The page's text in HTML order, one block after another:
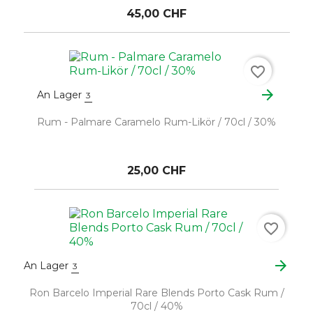
45,00 CHF
An Lager 3 arrow_forward
Rum - Palmare Caramelo Rum-Likör / 70cl / 30%
25,00 CHF
favorite_border
An Lager 3 arrow_forward
Ron Barcelo Imperial Rare Blends Porto Cask Rum /
70cl / 40%
favorite_border